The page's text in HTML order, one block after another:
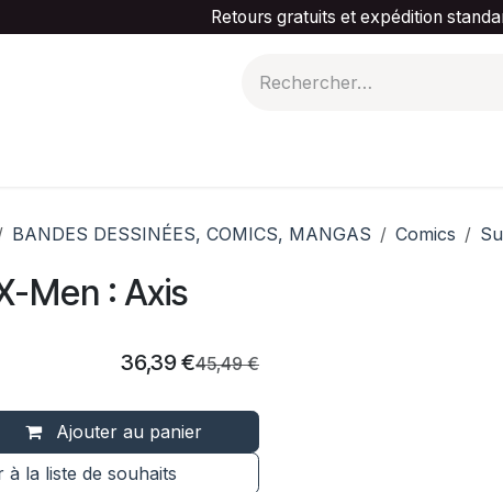
Retours gratuits et expédition
BANDES DESSINÉES, COMICS, MANGAS Comics
Men : Axis
Ajouter au panier
à la liste de souhaits
36,39€45,49€